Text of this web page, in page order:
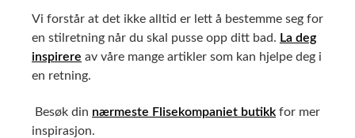
Vi forstår at det ikke alltid er lett å bestemme seg for
en stilretning når du skal pusse opp ditt bad. La deg
inspirere av våre mange artikler som kan hjelpe deg i
en retning.
Besøk din nærmeste Flisekompaniet butikk for mer
inspirasjon.